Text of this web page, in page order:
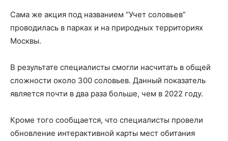
Сама же акция под названием “Учет соловьев”
проводилась в парках и на природных территориях
Москвы.
В результате специалисты смогли насчитать в общей
сложности около 300 соловьев. Данный показатель
является почти в два раза больше, чем в 2022 году.
Кроме того сообщается, что специалисты провели
обновление интерактивной карты мест обитания